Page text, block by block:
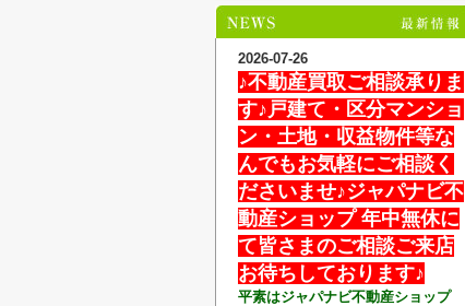
2026-07-26
♪不動産買取ご相談承りま
す♪戸建て・区分マンショ
ン・土地・収益物件等な
んでもお気軽にご相談く
ださいませ♪ジャパナビ不
動産ショップ 年中無休に
て皆さまのご相談ご来店
お待ちしております♪
平素はジャパナビ不動産ショップ